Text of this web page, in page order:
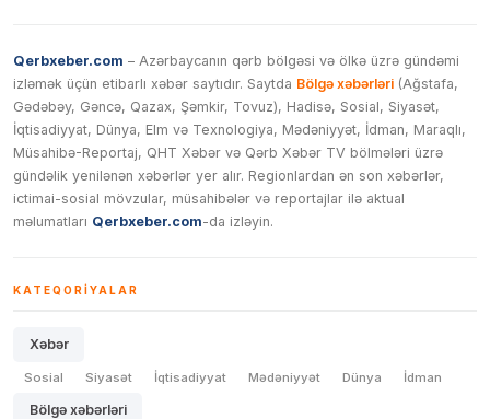
Qerbxeber.com – Azərbaycanın qərb bölgəsi və ölkə üzrə gündəmi
izləmək üçün etibarlı xəbər saytıdır. Saytda Bölgə xəbərləri (Ağstafa,
Gədəbəy, Gəncə, Qazax, Şəmkir, Tovuz), Hadisə, Sosial, Siyasət,
İqtisadiyyat, Dünya, Elm və Texnologiya, Mədəniyyət, İdman, Maraqlı,
Müsahibə-Reportaj, QHT Xəbər və Qərb Xəbər TV bölmələri üzrə
gündəlik yenilənən xəbərlər yer alır. Regionlardan ən son xəbərlər,
ictimai-sosial mövzular, müsahibələr və reportajlar ilə aktual
məlumatları Qerbxeber.com-da izləyin.
KATEQORIYALAR
Xəbər
Sosial Siyasət İqtisadiyyat Mədəniyyət Dünya İdman
Bölgə xəbərləri